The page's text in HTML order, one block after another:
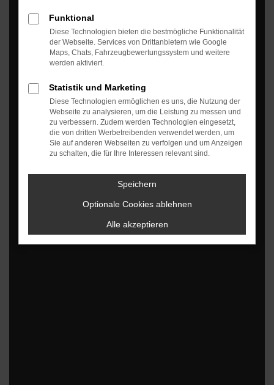
Daten an Dritte weitergegeben werden. Wenn Sie damit einverstanden
Bestätigen
Funktional
Diese Technologien bieten die bestmögliche Funktionalität
der Webseite. Services von Drittanbietern wie Google
Maps, Chats, Fahrzeugbewertungssystem und weitere
werden aktiviert.
Statistik und Marketing
Diese Technologien ermöglichen es uns, die Nutzung der
Webseite zu analysieren, um die Leistung zu messen und
zu verbessern. Zudem werden Technologien eingesetzt,
die von dritten Werbetreibenden verwendet werden, um
Sie auf anderen Webseiten zu verfolgen und um Anzeigen
zu schalten, die für Ihre Interessen relevant sind.
Speichern
Optionale Cookies ablehnen
Alle akzeptieren